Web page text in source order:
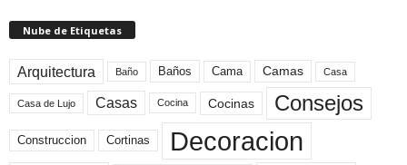
Nube de Etiquetas
Arquitectura Baño Baños Cama Camas Casa
Casa de Lujo Casas Cocina Cocinas Consejos
Construccion Cortinas Decoracion